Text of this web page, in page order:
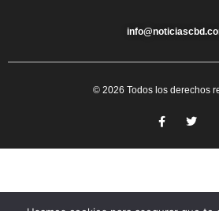
© 2026 Todos los derechos